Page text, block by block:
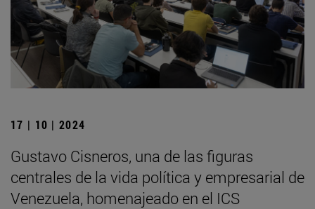
17 | 10 | 2024
Gustavo Cisneros, una de las figuras
centrales de la vida política y empresarial de
Venezuela, homenajeado en el ICS